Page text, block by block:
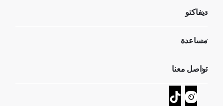
ديفاكتو
تعرف علينا
GIFT CLUB
مساعدة
عمليات الارجاع و الاستبدال السهلة
تتبع الشحنة
كيف يمكنك التسوق في ديفاكتو ؟
تواصل معنا
نموذج الاتصال
خدمة العملاء